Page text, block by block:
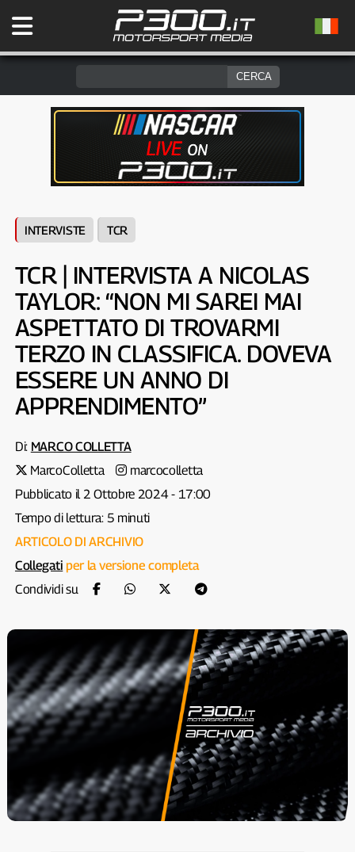
INTERVISTE TCR
TCR | INTERVISTA A NICOLAS
TAYLOR: “NON MI SAREI MAI
ASPETTATO DI TROVARMI
TERZO IN CLASSIFICA. DOVEVA
ESSERE UN ANNO DI
APPRENDIMENTO”
Di: MARCO COLLETTA
MarcoColletta
marcocolletta
Pubblicato il 2 Ottobre 2024 - 17:00
Tempo di lettura: 5 minuti
ARTICOLO DI ARCHIVIO
Collegati per la versione completa
Condividi su